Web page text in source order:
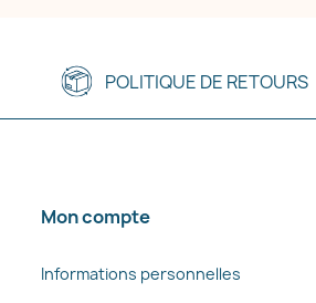
POLITIQUE DE RETOURS
Mon compte
Informations personnelles